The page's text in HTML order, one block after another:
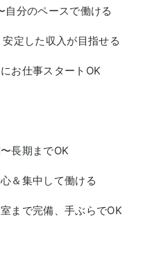
自分のペースで働ける
定した収入が目指せる
お仕事スタートOK
長期までOK
＆集中して働ける
まで完備、手ぶらでOK